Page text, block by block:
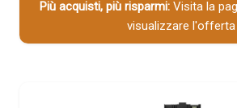
Più acquisti, più risparmi:Visita la
visualizzare l'offerta